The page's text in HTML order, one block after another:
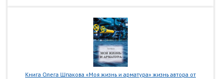
Книга Олега Шпакова «Моя жизнь и арматура» жизнь автора от